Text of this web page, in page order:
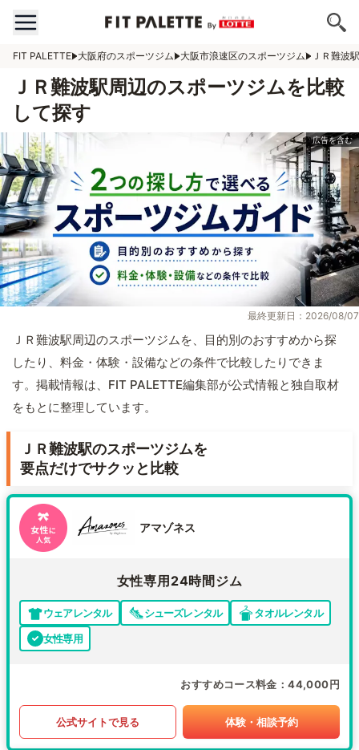
FIT PALETTE 大阪府のスポーツジム 大阪市浪速区のスポーツジム ＪＲ難波
ＪＲ難波駅周辺のスポーツジムを比較
して探す
最終更新日：2026/08/07
ＪＲ難波駅周辺のスポーツジムを、目的別のおすすめから探
したり、料金・体験・設備などの条件で比較したりできま
す。掲載情報は、FIT PALETTE編集部が公式情報と独自取材
をもとに整理しています。
ＪＲ難波駅のスポーツジムを
要点だけでサクッと比較
アマゾネス
女性専用24時間ジム
ウェアレンタル シューズレンタル
タオルレンタル
女性専用
おすすめコース料金 44,000円
公式サイトで見る 体験・相談予約